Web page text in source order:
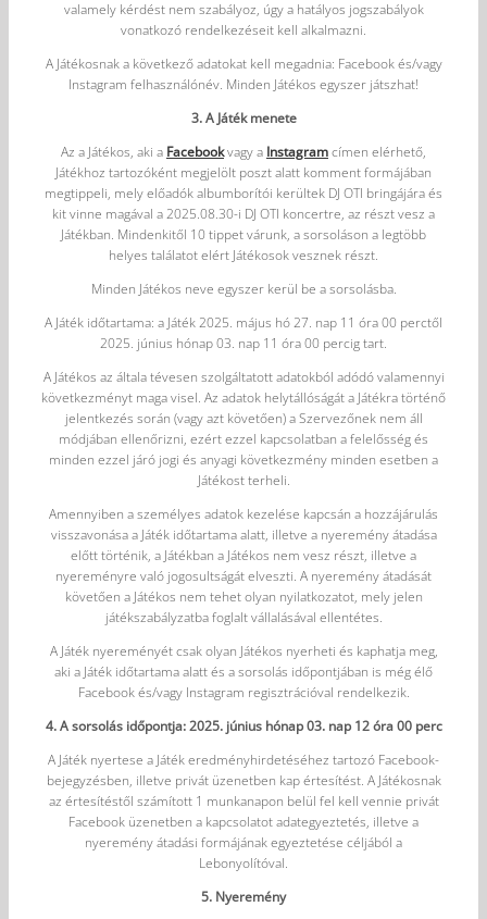
valamely kérdést nem szabályoz, úgy a hatályos jogszabályok
vonatkozó rendelkezéseit kell alkalmazni.
A Játékosnak a következő adatokat kell megadnia: Facebook és/vagy
Instagram felhasználónév. Minden Játékos egyszer játszhat!
3. A Játék menete
Az a Játékos, aki a Facebookvagy a Instagramcímen elérhető,
Játékhoz tartozóként megjelölt poszt alatt komment formájában
megtippeli, mely előadók albumborítói kerültek DJ OTI bringájára és
kit vinne magával a 2025.08.30-i DJ OTI koncertre, az részt vesz a
Játékban. Mindenkitől 10 tippet várunk, a sorsoláson a legtöbb
helyes találatot elért Játékosok vesznek részt.
Minden Játékos neve egyszer kerül be a sorsolásba.
A Játék időtartama: a Játék 2025. május hó 27. nap 11 óra 00 perctől
2025. június hónap 03. nap 11 óra 00 percig tart.
A Játékos az általa tévesen szolgáltatott adatokból adódó valamennyi
következményt maga visel. Az adatok helytállóságát a Játékra történő
jelentkezés során (vagy azt követően) a Szervezőnek nem áll
módjában ellenőrizni, ezért ezzel kapcsolatban a felelősség és
minden ezzel járó jogi és anyagi következmény minden esetben a
Játékost terheli.
Amennyiben a személyes adatok kezelése kapcsán a hozzájárulás
visszavonása a Játék időtartama alatt, illetve a nyeremény átadása
előtt történik, a Játékban a Játékos nem vesz részt, illetve a
nyereményre való jogosultságát elveszti. A nyeremény átadását
követően a Játékos nem tehet olyan nyilatkozatot, mely jelen
játékszabályzatba foglalt vállalásával ellentétes.
A Játék nyereményét csak olyan Játékos nyerheti és kaphatja meg,
aki a Játék időtartama alatt és a sorsolás időpontjában is még élő
Facebook és/vagy Instagram regisztrációval rendelkezik.
4. A sorsolás időpontja: 2025. június hónap 03. nap 12 óra 00 perc
A Játék nyertese a Játék eredményhirdetéséhez tartozó Facebook-
bejegyzésben, illetve privát üzenetben kap értesítést. A Játékosnak
az értesítéstől számított 1 munkanapon belül fel kell vennie privát
Facebook üzenetben a kapcsolatot adategyeztetés, illetve a
nyeremény átadási formájának egyeztetése céljából a
Lebonyolítóval.
5. Nyeremény